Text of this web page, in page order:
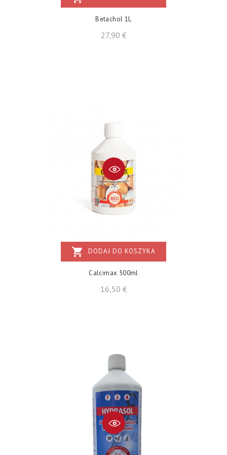
Betachol 1L
27,90 €Cena
shopping_cart DODAJ DO KOSZYKA
Calcimax 500ml
16,50 €Cena